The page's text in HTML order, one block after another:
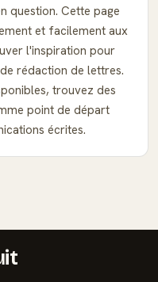
question. Cette page
et facilement aux
l'inspiration pour
rédaction de lettres.
trouvez des
point de départ
écrites.